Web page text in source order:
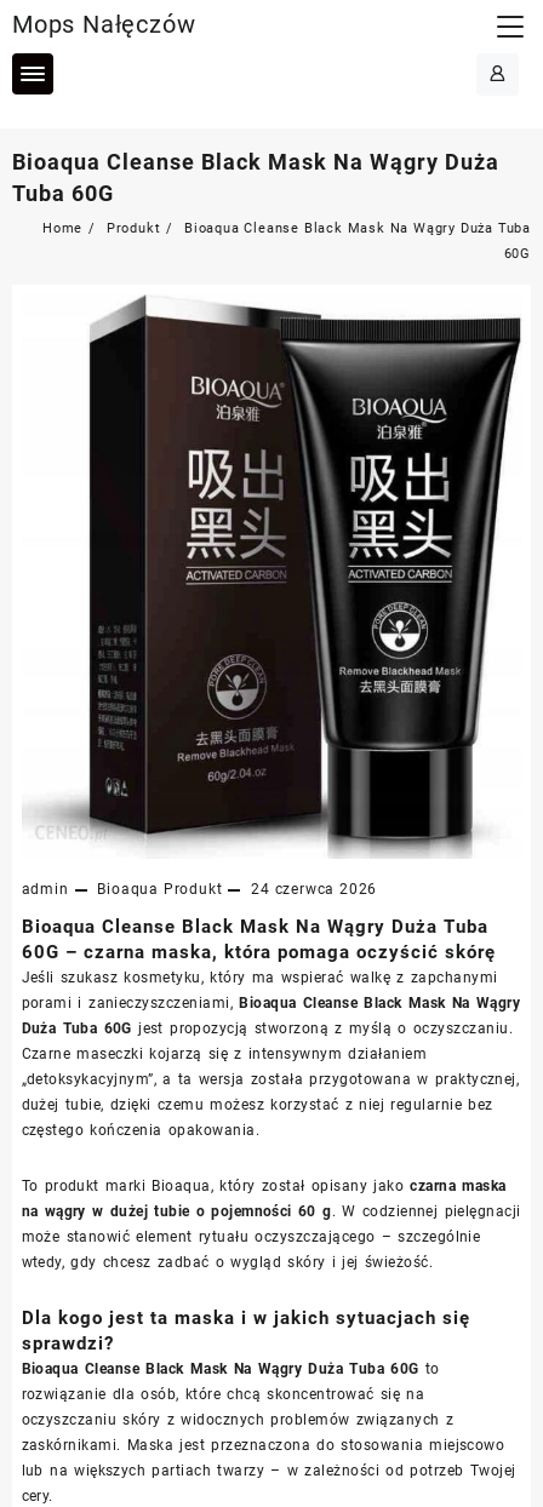
to
content
Mops Nałęczów
Bioaqua Cleanse Black Mask Na Wągry Duża
Tuba 60G
Home Produkt
Bioaqua Cleanse Black Mask Na Wągry Duża Tuba
60G
admin Bioaqua Produkt 24 czerwca 2026
Bioaqua Cleanse Black Mask Na Wągry Duża Tuba
60G – czarna maska, która pomaga oczyścić skórę
Jeśli szukasz kosmetyku, który ma wspierać walkę z zapchanymi
porami i zanieczyszczeniami, Bioaqua Cleanse Black Mask Na Wągry
Duża Tuba 60G jest propozycją stworzoną z myślą o oczyszczaniu.
Czarne maseczki kojarzą się z intensywnym działaniem
„detoksykacyjnym”, a ta wersja została przygotowana w praktycznej,
dużej tubie, dzięki czemu możesz korzystać z niej regularnie bez
częstego kończenia opakowania.
To produkt marki Bioaqua, który został opisany jakoczarna maska
na wągry w dużej tubie o pojemności 60 g. W codziennej pielęgnacji
może stanowić element rytuału oczyszczającego – szczególnie
wtedy, gdy chcesz zadbać o wygląd skóry i jej świeżość.
Dla kogo jest ta maska i w jakich sytuacjach się
sprawdzi?
Bioaqua Cleanse Black Mask Na Wągry Duża Tuba 60G to
rozwiązanie dla osób, które chcą skoncentrować się na
oczyszczaniu skóry z widocznych problemów związanych z
zaskórnikami. Maska jest przeznaczona do stosowania miejscowo
lub na większych partiach twarzy – w zależności od potrzeb Twojej
cery.